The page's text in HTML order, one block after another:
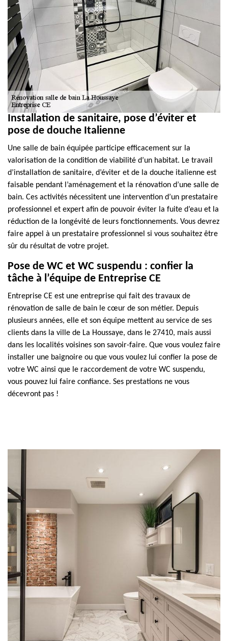
Installation de sanitaire, pose d’éviter et
pose de douche Italienne
Une salle de bain équipée participe efficacement sur la
valorisation de la condition de viabilité d’un habitat. Le travail
d’installation de sanitaire, d’éviter et de la douche italienne est
faisable pendant l’aménagement et la rénovation d’une salle de
bain. Ces activités nécessitent une intervention d’un prestataire
professionnel et expert afin de pouvoir éviter la fuite d’eau et la
réduction de la longévité de leurs fonctionnements. Vous devrez
faire appel à un prestataire professionnel si vous souhaitez être
sûr du résultat de votre projet.
Pose de WC et WC suspendu : confier la
tâche à l’équipe de Entreprise CE
Entreprise CE est une entreprise qui fait des travaux de
rénovation de salle de bain le cœur de son métier. Depuis
plusieurs années, elle et son équipe mettent au service de ses
clients dans la ville de La Houssaye, dans le 27410, mais aussi
dans les localités voisines son savoir-faire. Que vous voulez faire
installer une baignoire ou que vous voulez lui confier la pose de
votre WC ainsi que le raccordement de votre WC suspendu,
vous pouvez lui faire confiance. Ses prestations ne vous
décevront pas !